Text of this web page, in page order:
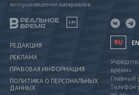
воспроизведении материалов.
18+
РЕДАКЦИЯ
РЕКЛАМА
ПРАВОВАЯ ИНФОРМАЦИЯ
ПОЛИТИКА О ПЕРСОНАЛЬНЫХ
ДАННЫХ
RU EN
время»
Главный
Телефон